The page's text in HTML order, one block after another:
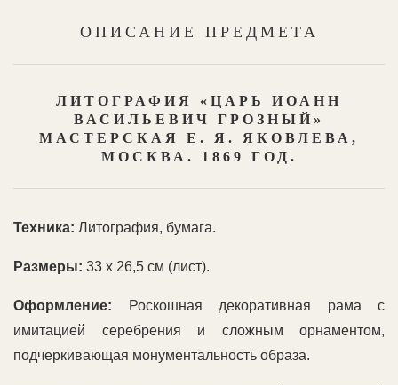
ОПИСАНИЕ ПРЕДМЕТА
ЛИТОГРАФИЯ «ЦАРЬ ИОАНН
ВАСИЛЬЕВИЧ ГРОЗНЫЙ»
МАСТЕРСКАЯ Е. Я. ЯКОВЛЕВА,
МОСКВА. 1869 ГОД.
Техника: Литография, бумага.
Размеры: 33 х 26,5 см (лист).
Оформление: Роскошная декоративная рама с
имитацией серебрения и сложным орнаментом,
подчеркивающая монументальность образа.